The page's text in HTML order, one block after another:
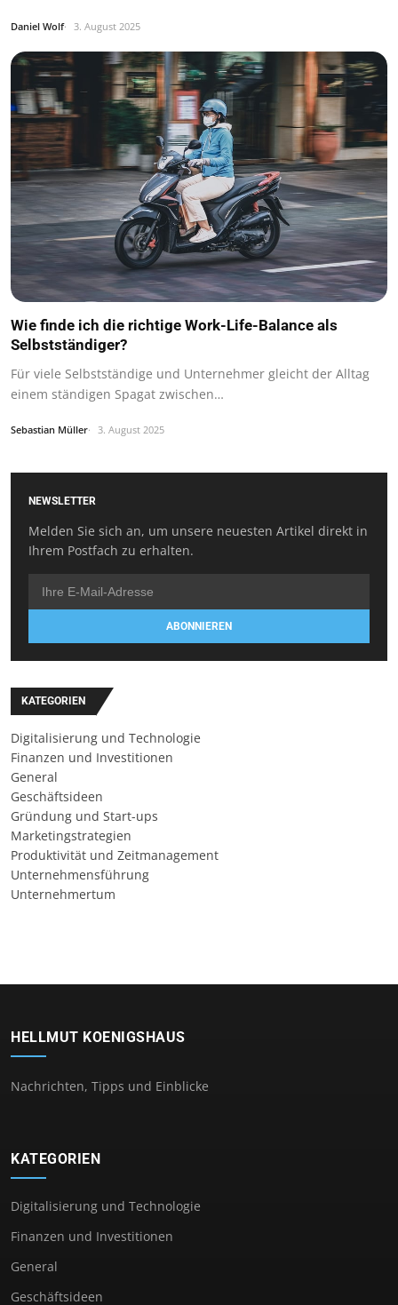
Daniel Wolf 3. August 2025
Wie finde ich die richtige Work-Life-Balance als
Selbstständiger?
Für viele Selbstständige und Unternehmer gleicht der Alltag
einem ständigen Spagat zwischen…
Sebastian Müller 3. August 2025
NEWSLETTER
Melden Sie sich an, um unsere neuesten Artikel direkt in
Ihrem Postfach zu erhalten.
ABONNIEREN
KATEGORIEN
Digitalisierung und Technologie
Finanzen und Investitionen
General
Geschäftsideen
Gründung und Start-ups
Marketingstrategien
Produktivität und Zeitmanagement
Unternehmensführung
Unternehmertum
HELLMUT KOENIGSHAUS
Nachrichten, Tipps und Einblicke
KATEGORIEN
Digitalisierung und Technologie
Finanzen und Investitionen
General
Geschäftsideen